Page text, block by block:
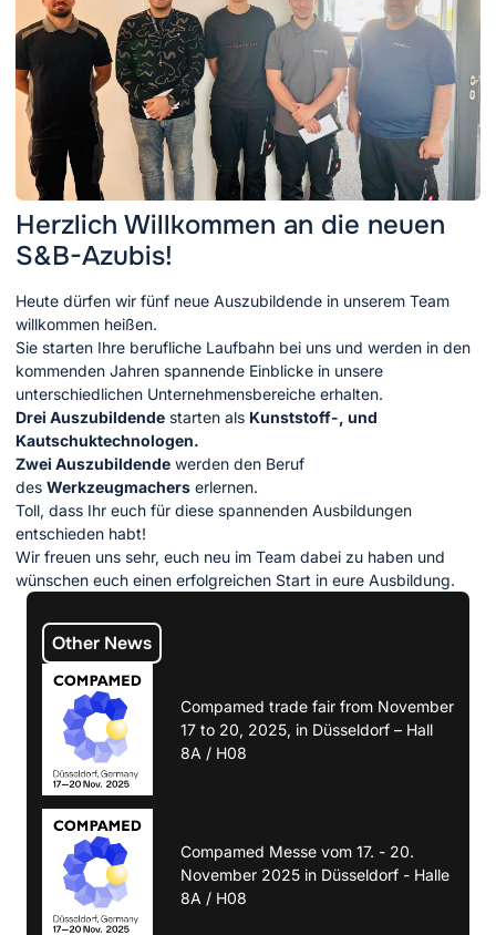
Other News
Compamed trade fair from November
17 to 20, 2025, in Düsseldorf – Hall
8A / H08
Compamed Messe vom 17. - 20.
November 2025 in Düsseldorf - Halle
8A / H08
Herzlich Willkommen an die neuen
S&B-Azubis!
Heute dürfen wir fünf neue Auszubildende in unserem Team
willkommen heißen.
Sie starten Ihre berufliche Laufbahn bei uns und werden in den
kommenden Jahren spannende Einblicke in unsere
unterschiedlichen Unternehmensbereiche erhalten.
Drei Auszubildende starten als Kunststoff-, und
Kautschuktechnologen.
Zwei Auszubildende werden den Beruf
des Werkzeugmachers erlernen.
Toll, dass Ihr euch für diese spannenden Ausbildungen
entschieden habt!
Wir freuen uns sehr, euch neu im Team dabei zu haben und
wünschen euch einen erfolgreichen Start in eure Ausbildung.